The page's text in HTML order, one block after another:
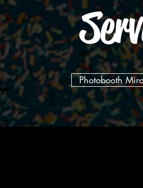
Photobooth